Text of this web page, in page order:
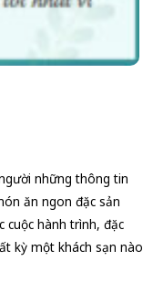
những thông tin
ăn ngon đặc sản
cuộc hành trình, đặc
kỳ một khách sạn nào